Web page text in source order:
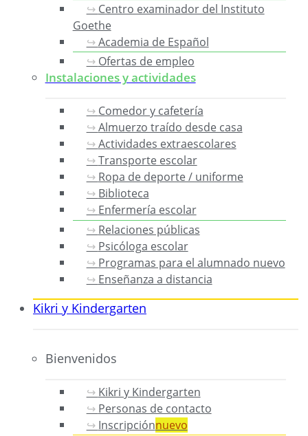
Centro examinador del Instituto
Goethe
Academia de Español
Ofertas de empleo
Instalaciones y actividades
Comedor y cafetería
Almuerzo traído desde casa
Actividades extraescolares
Transporte escolar
Ropa de deporte / uniforme
Biblioteca
Enfermería escolar
Relaciones públicas
Psicóloga escolar
Programas para el alumnado nuevo
Enseñanza a distancia
Kikri y Kindergarten
Bienvenidos
Kikri y Kindergarten
Personas de contacto
Inscripciónnuevo